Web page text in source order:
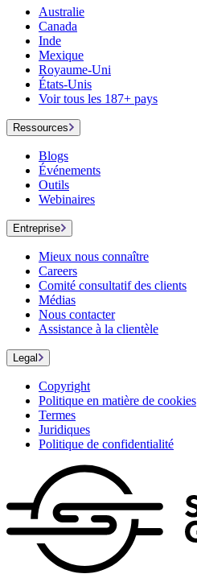
Australie
Canada
Inde
Mexique
Royaume-Uni
États-Unis
Voir tous les 187+ pays
Ressources
Blogs
Événements
Outils
Webinaires
Entreprise
Mieux nous connaître
Careers
Comité consultatif des clients
Médias
Nous contacter
Assistance à la clientèle
Legal
Copyright
Politique en matière de cookies
Termes
Juridiques
Politique de confidentialité